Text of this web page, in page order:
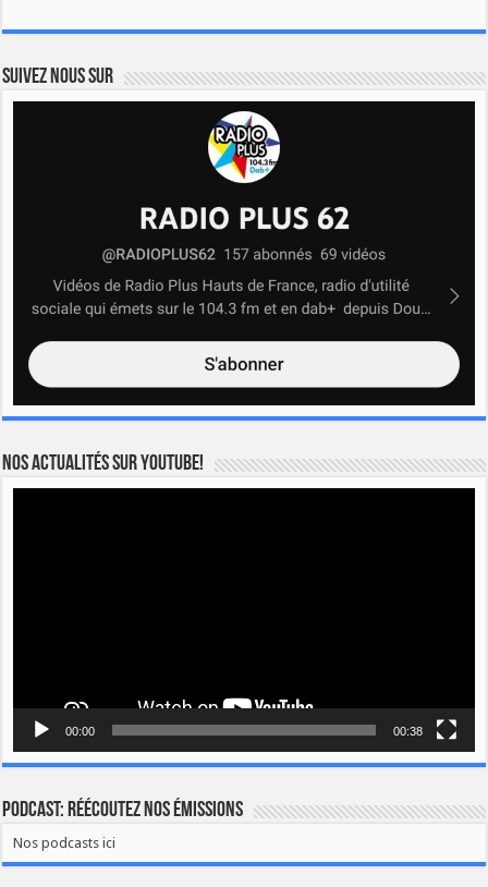
Suivez nous sur
Nos actualités sur YOUTUBE!
00:00 00:38
Podcast: Réécoutez nos émissions
Nos podcasts ici